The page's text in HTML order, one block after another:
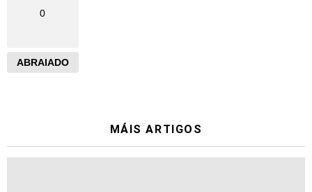
0
ABRAIADO
MÁIS ARTIGOS